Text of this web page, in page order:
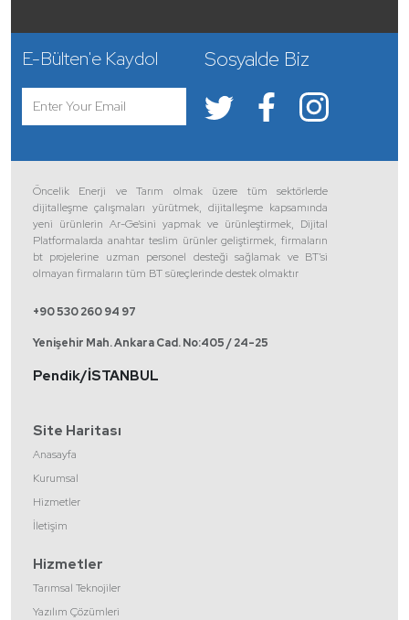
E-Bülten'e Kaydol Sosyalde Biz
Öncelik Enerji ve Tarım olmak üzere tüm sektörlerde
dijitalleşme çalışmaları yürütmek, dijitalleşme kapsamında
yeni ürünlerin Ar-Ge’sini yapmak ve ürünleştirmek, Dijital
Platformalarda anahtar teslim ürünler geliştirmek, firmaların
bt projelerine uzman personel desteği sağlamak ve BT’si
olmayan firmaların tüm BT süreçlerinde destek olmaktır
+90 530 260 94 97
Yenişehir Mah. Ankara Cad. No:405 / 24-25
Pendik/İSTANBUL
Site Haritası
Anasayfa
Kurumsal
Hizmetler
İletişim
Hizmetler
Tarımsal Teknojiler
Yazılım Çözümleri